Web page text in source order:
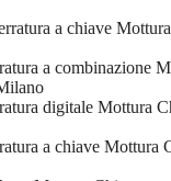
​a chiave
​a combinazione
​digitale Mottura
​a chiave Mottura